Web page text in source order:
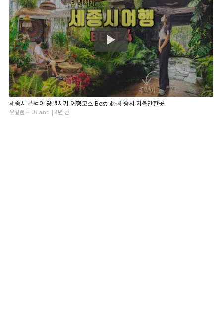
세종시 뚜벅이 당일치기 여행코스 Best 4✨세종시 가볼만한곳
유일랜드 Uiland | 4년 전